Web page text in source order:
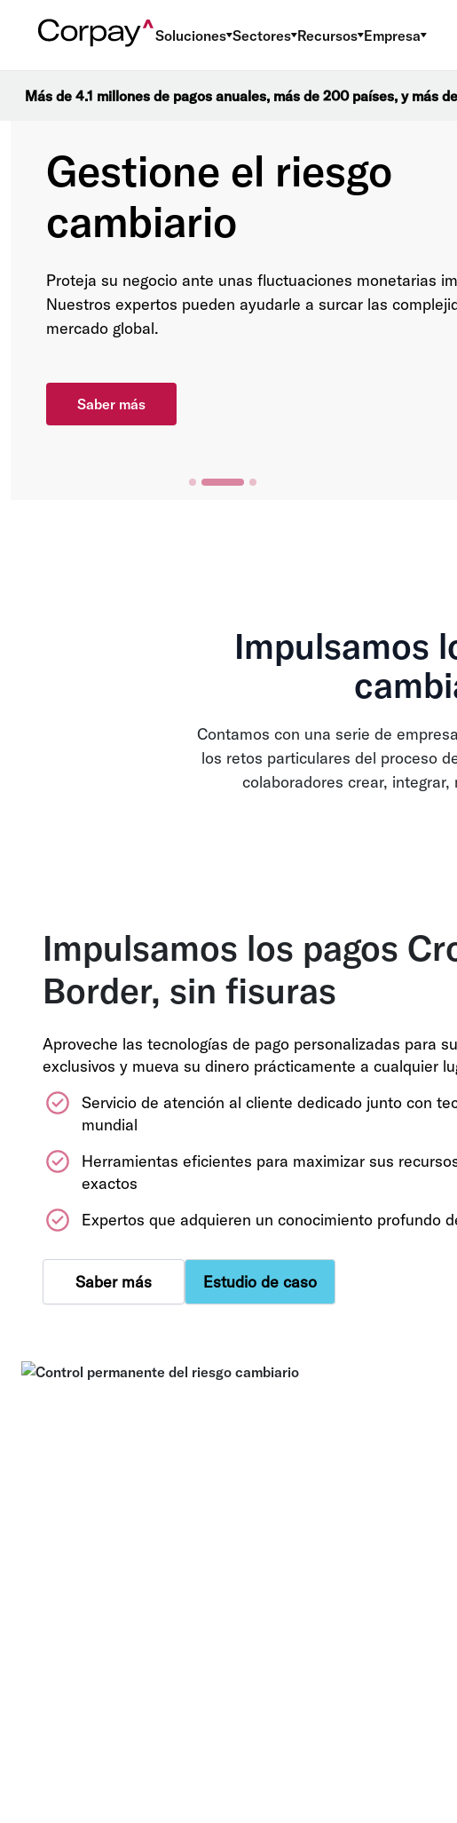
Soluciones Sectores Recursos Empresa
Más de 4.1 millones de pagos anuales, más de 200 países, y más
Gestione el riesgo
cambiario
Proteja su negocio ante unas fluctuaciones monetarias
Nuestros expertos pueden ayudarle a surcar las
mercado global.
Saber más
Impulsamos
Contamos con una serie de
los retos particulares del proceso
colaboradores crear,
Impulsamos los pagos
Border, sin fisuras
Aproveche las tecnologías de pago personalizadas para
exclusivos y mueva su dinero prácticamente a cualquier
Servicio de atención al cliente dedicado junto con
mundial
Herramientas eficientes para maximizar sus
exactos
Expertos que adquieren un conocimiento profundo
Saber más Estudio de caso